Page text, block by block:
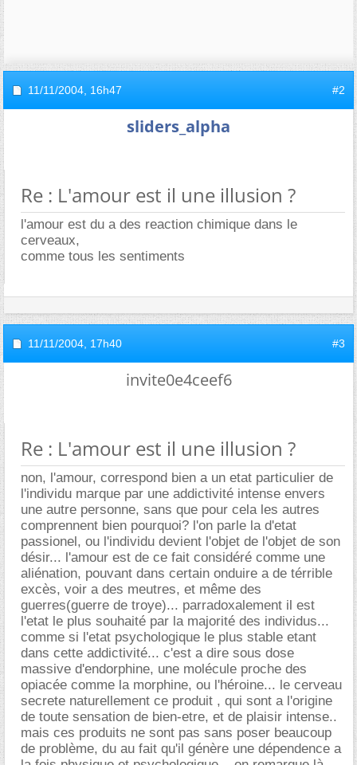
11/11/2004, 16h47 #2
sliders_alpha
Re : L'amour est il une illusion ?
l'amour est du a des reaction chimique dans le
cerveaux,
comme tous les sentiments
11/11/2004, 17h40 #3
invite0e4ceef6
Re : L'amour est il une illusion ?
non, l'amour, correspond bien a un etat particulier de
l'individu marque par une addictivité intense envers
une autre personne, sans que pour cela les autres
comprennent bien pourquoi? l'on parle la d'etat
passionel, ou l'individu devient l'objet de l'objet de son
désir... l'amour est de ce fait considéré comme une
aliénation, pouvant dans certain onduire a de térrible
excès, voir a des meutres, et même des
guerres(guerre de troye)... parradoxalement il est
l'etat le plus souhaité par la majorité des individus...
comme si l'etat psychologique le plus stable etant
dans cette addictivité... c'est a dire sous dose
massive d'endorphine, une molécule proche des
opiacée comme la morphine, ou l'héroine... le cerveau
secrete naturellement ce produit , qui sont a l'origine
de toute sensation de bien-etre, et de plaisir intense..
mais ces produits ne sont pas sans poser beaucoup
de problème, du au fait qu'il génère une dépendence a